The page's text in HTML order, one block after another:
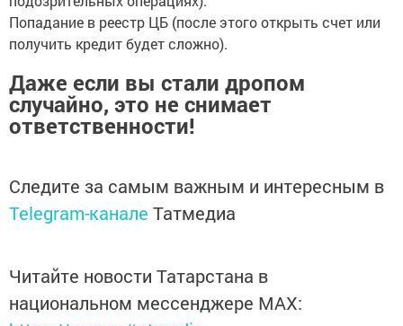
Попадание в реестр ЦБ (после этого открыть счет или
получить кредит будет сложно).
Даже если вы стали дропом
случайно, это не снимает
ответственности!
Следите за самым важным и интересным в
Telegram-канале Татмедиа
Читайте новости Татарстана в
национальном мессенджере MАХ: